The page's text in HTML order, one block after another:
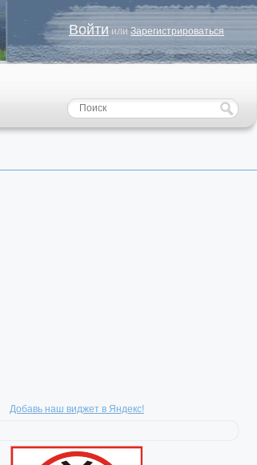
Войти или Зарегистрироваться
Добавь наш виджет в Яндекс!